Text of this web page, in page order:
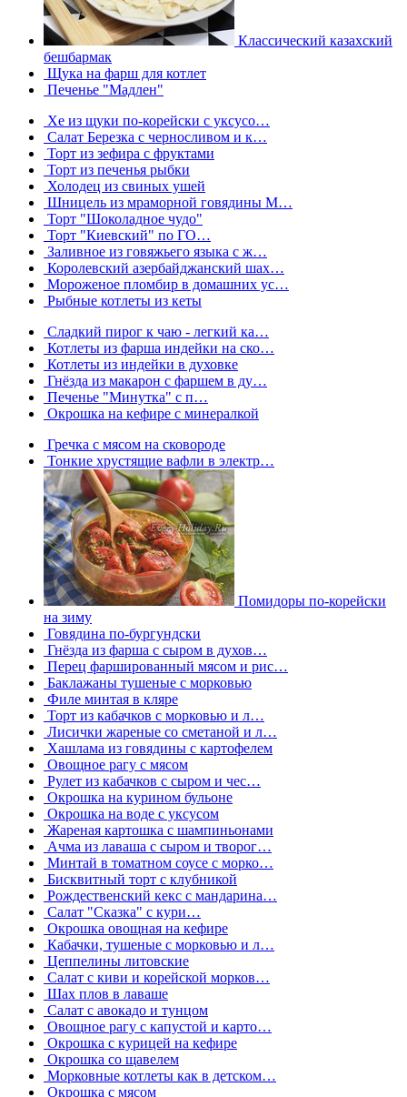
Классический казахский
бешбармак
Щука на фарш для котлет
Печенье "Мадлен"
Хе из щуки по-корейски с уксусо…
Салат Березка с черносливом и к…
Торт из зефира с фруктами
Торт из печенья рыбки
Холодец из свиных ушей
Шницель из мраморной говядины М…
Торт "Шоколадное чудо"
Торт "Киевский" по ГО…
Заливное из говяжьего языка с ж…
Королевский азербайджанский шах…
Мороженое пломбир в домашних ус…
Рыбные котлеты из кеты
Сладкий пирог к чаю - легкий ка…
Котлеты из фарша индейки на ско…
Котлеты из индейки в духовке
Гнёзда из макарон с фаршем в ду…
Печенье "Минутка" с п…
Окрошка на кефире с минералкой
Гречка с мясом на сковороде
Тонкие хрустящие вафли в электр…
Помидоры по-корейски
на зиму
Говядина по-бургундски
Гнёзда из фарша с сыром в духов…
Перец фаршированный мясом и рис…
Баклажаны тушеные с морковью
Филе минтая в кляре
Торт из кабачков с морковью и л…
Лисички жареные со сметаной и л…
Хашлама из говядины с картофелем
Овощное рагу с мясом
Рулет из кабачков с сыром и чес…
Окрошка на курином бульоне
Окрошка на воде с уксусом
Жареная картошка с шампиньонами
Ачма из лаваша с сыром и творог…
Минтай в томатном соусе с морко…
Бисквитный торт с клубникой
Рождественский кекс с мандарина…
Салат "Сказка" с кури…
Окрошка овощная на кефире
Кабачки, тушеные с морковью и л…
Цеппелины литовские
Салат с киви и корейской морков…
Шах плов в лаваше
Салат с авокадо и тунцом
Овощное рагу с капустой и карто…
Окрошка с курицей на кефире
Окрошка со щавелем
Морковные котлеты как в детском…
Окрошка с мясом